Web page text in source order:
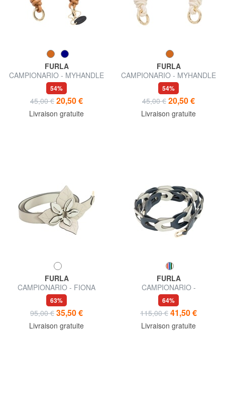
FURLA
CAMPIONARIO - MYHANDLE
Poignée en cuir
54%
45,00 € 20,50 €
Livraison gratuite
FURLA
CAMPIONARIO - MYHANDLE
Poignée
54%
45,00 € 20,50 €
Livraison gratuite
FURLA
CAMPIONARIO - FIONA
Bandoulière ornée
63%
95,00 € 35,50 €
Livraison gratuite
FURLA
CAMPIONARIO -
MYSHOULDER bandoulière
en cuir
64%
115,00 € 41,50 €
Livraison gratuite